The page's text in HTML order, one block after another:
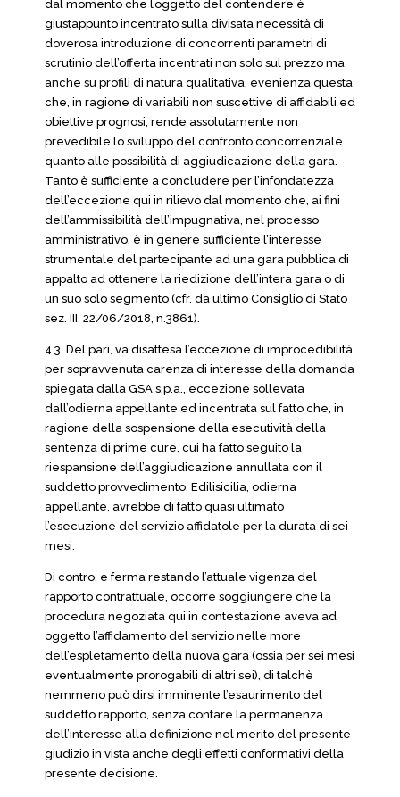
dal momento che l’oggetto del contendere è
giustappunto incentrato sulla divisata necessità di
doverosa introduzione di concorrenti parametri di
scrutinio dell’offerta incentrati non solo sul prezzo ma
anche su profili di natura qualitativa, evenienza questa
che, in ragione di variabili non suscettive di affidabili ed
obiettive prognosi, rende assolutamente non
prevedibile lo sviluppo del confronto concorrenziale
quanto alle possibilità di aggiudicazione della gara.
Tanto è sufficiente a concludere per l’infondatezza
dell’eccezione qui in rilievo dal momento che, ai fini
dell’ammissibilità dell’impugnativa, nel processo
amministrativo, è in genere sufficiente l’interesse
strumentale del partecipante ad una gara pubblica di
appalto ad ottenere la riedizione dell’intera gara o di
un suo solo segmento (cfr. da ultimo Consiglio di Stato
sez. III, 22/06/2018, n.3861).
4.3. Del pari, va disattesa l’eccezione di improcedibilità
per sopravvenuta carenza di interesse della domanda
spiegata dalla GSA s.p.a., eccezione sollevata
dall’odierna appellante ed incentrata sul fatto che, in
ragione della sospensione della esecutività della
sentenza di prime cure, cui ha fatto seguito la
riespansione dell’aggiudicazione annullata con il
suddetto provvedimento, Edilisicilia, odierna
appellante, avrebbe di fatto quasi ultimato
l’esecuzione del servizio affidatole per la durata di sei
mesi.
Di contro, e ferma restando l’attuale vigenza del
rapporto contrattuale, occorre soggiungere che la
procedura negoziata qui in contestazione aveva ad
oggetto l’affidamento del servizio nelle more
dell’espletamento della nuova gara (ossia per sei mesi
eventualmente prorogabili di altri sei), di talchè
nemmeno può dirsi imminente l’esaurimento del
suddetto rapporto, senza contare la permanenza
dell’interesse alla definizione nel merito del presente
giudizio in vista anche degli effetti conformativi della
presente decisione.